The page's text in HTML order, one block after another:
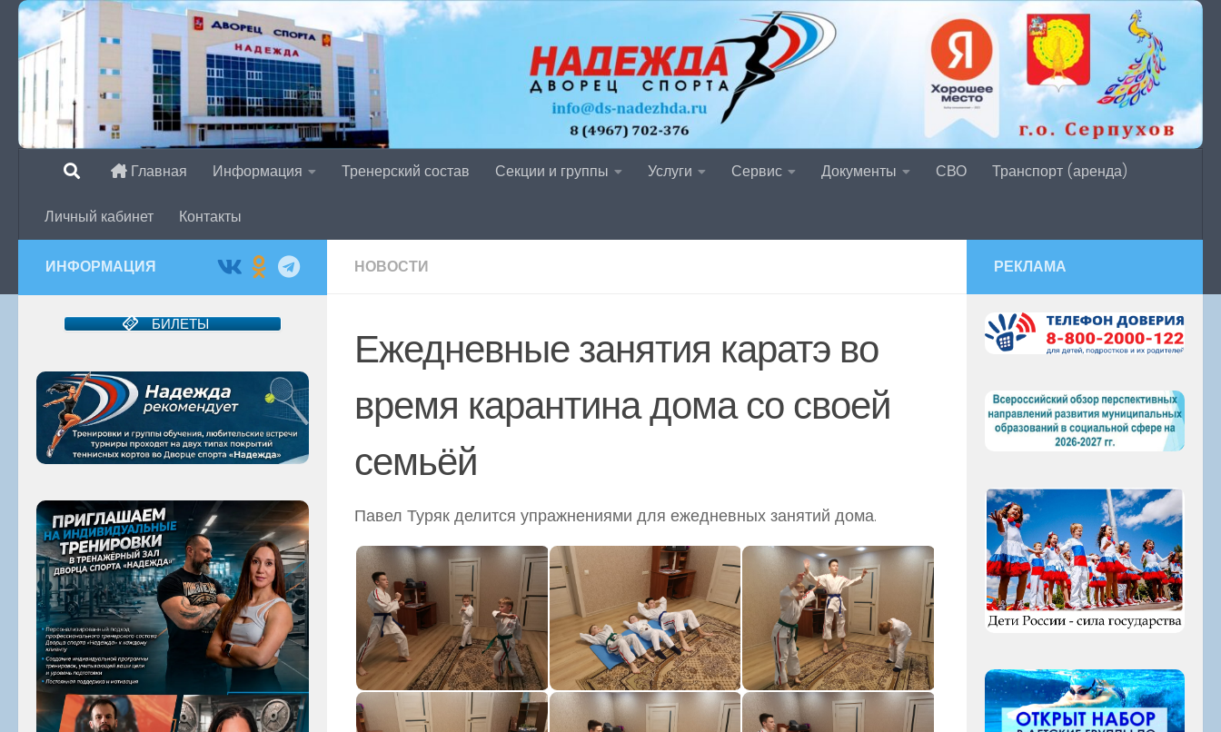
Перейти к содержимому
Главная Информация Тренерский состав Секции и группы Услуги Сервис Документы СВО Транспорт (аренда)
Личный кабинет Контакты
НОВОСТИ
Ежедневные занятия каратэ во
время карантина дома со своей
семьёй
Павел Туряк делится упражнениями для ежедневных занятий дома.
ИНФОРМАЦИЯ
БИЛЕТЫ
РЕКЛАМА